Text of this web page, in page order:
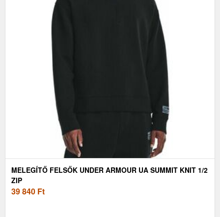
MELEGÍTŐ FELSŐK UNDER ARMOUR UA SUMMIT KNIT 1/2
ZIP
39 840 Ft